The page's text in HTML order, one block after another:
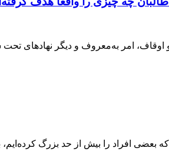
اوقاف، امر به‌معروف و دیگر نهادهای
بعضی افراد را بیش از حد بزرگ کرده‌ایم،